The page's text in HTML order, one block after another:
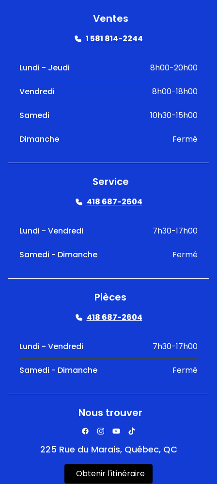
Ventes
1 581 814-2244
Lundi - Jeudi 8h00-20h00
Vendredi 8h00-18h00
Samedi 10h30-15h00
Dimanche Fermé
Service
418 687-2604
Lundi - Vendredi 7h30-17h00
Samedi - Dimanche Fermé
Pièces
418 687-2604
Lundi - Vendredi 7h30-17h00
Samedi - Dimanche Fermé
Nous trouver
225 Rue du Marais, Québec, QC
Obtenir l'itinéraire